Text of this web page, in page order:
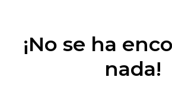
¡No se ha
nada!